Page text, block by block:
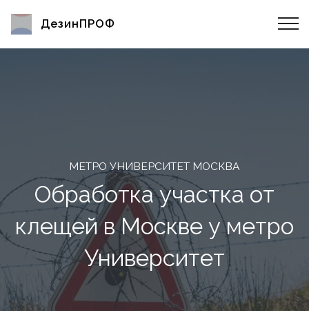
ДезинПРОФ
МЕТРО УНИВЕРСИТЕТ МОСКВА
Обработка участка от
клещей в Москве у метро
Университет